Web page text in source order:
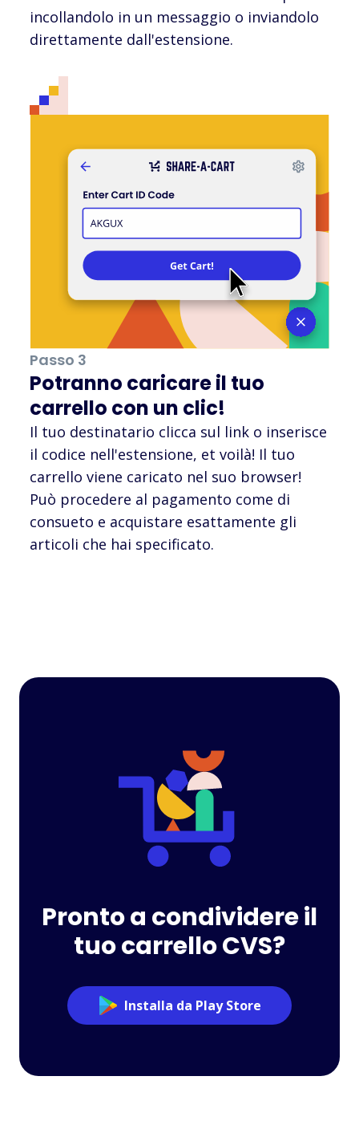
incollandolo in un messaggio o inviandolo
direttamente dall'estensione.
Passo 3
Potranno caricare il tuo
carrello con un clic!
Il tuo destinatario clicca sul link o inserisce
il codice nell'estensione, et voilà! Il tuo
carrello viene caricato nel suo browser!
Può procedere al pagamento come di
consueto e acquistare esattamente gli
articoli che hai specificato.
Pronto a condividere il
tuo carrello CVS?
Installa da Play Store